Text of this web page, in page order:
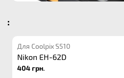
:
Для Coolpix S510
Nikon EH-62D
404 грн.